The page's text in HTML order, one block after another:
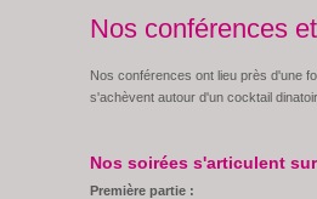
Nos conférences
Nos conférences ont lieu près d'une
s'achèvent autour d'un cocktail
Nos soirées s'articulent
Première partie :